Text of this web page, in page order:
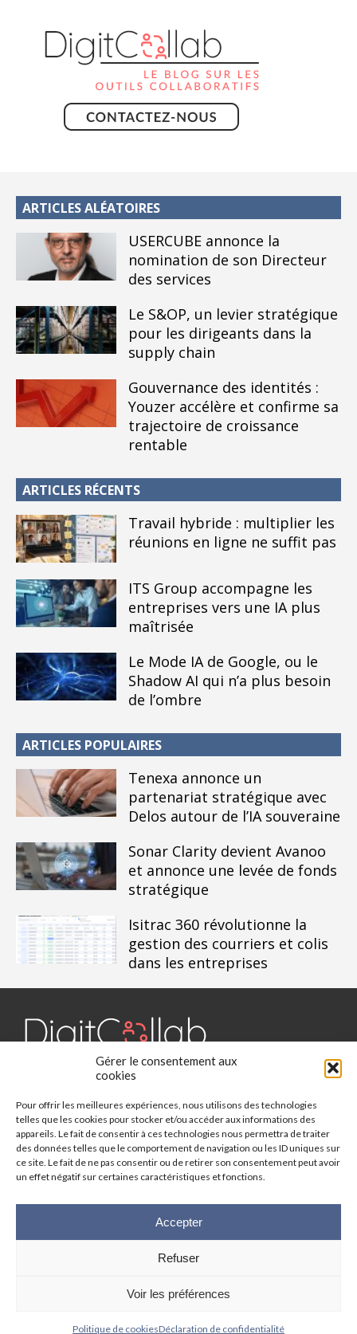
Gérer le consentement aux
cookies
Pour offrir les meilleures expériences, nous utilisons des technologies
telles que les cookies pour stocker et/ou accéder aux informations des
appareils. Le fait de consentir à ces technologies nous permettra de traiter
des données telles que le comportement de navigation ou les ID uniques sur
ce site. Le fait de ne pas consentir ou de retirer son consentement peut avoir
un effet négatif sur certaines caractéristiques et fonctions.
Accepter
Refuser
Voir les préférences
Politique de cookiesDéclaration de confidentialité
ARTICLES ALÉATOIRES
USERCUBE annonce la
nomination de son Directeur
des services
Le S&OP, un levier stratégique
pour les dirigeants dans la
supply chain
Gouvernance des identités :
Youzer accélère et confirme sa
trajectoire de croissance
rentable
ARTICLES RÉCENTS
Travail hybride : multiplier les
réunions en ligne ne suffit pas
ITS Group accompagne les
entreprises vers une IA plus
maîtrisée
Le Mode IA de Google, ou le
Shadow AI qui n’a plus besoin
de l’ombre
ARTICLES POPULAIRES
Tenexa annonce un
partenariat stratégique avec
Delos autour de l’IA souveraine
Sonar Clarity devient Avanoo
et annonce une levée de fonds
stratégique
Isitrac 360 révolutionne la
gestion des courriers et colis
dans les entreprises
Digit Collab est un média dédié aux outils collaboratifs, retrouvez
des études, des évènements, des livres blancs et les nominations
du secteur. Retrouvez toutes les informations sur les innovations
des outils collaboratifs.
Vous cherchez quelque chose ?
| Google reCAPTCHA :Confidentialité